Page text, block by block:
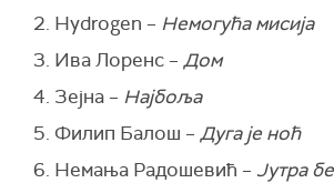
2. Hydrogen – Немогућа мисија
3. Ива Лоренс – Дом
4. Зејна – Најбоља
5. Филип Балош – Дуга је ноћ
6. Немања Радошевић – Јутра